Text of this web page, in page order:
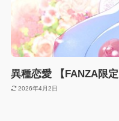
異種恋愛 【FANZA限
2026年4月2日